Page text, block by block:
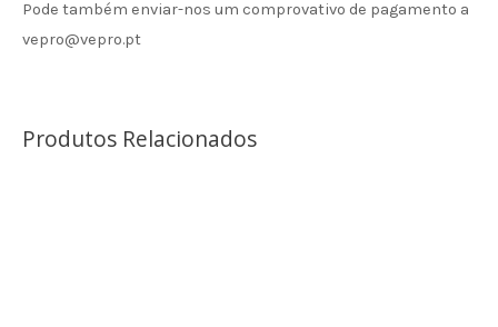
Pode também enviar-nos um comprovativo de pagamento a
vepro@vepro.pt
Produtos Relacionados